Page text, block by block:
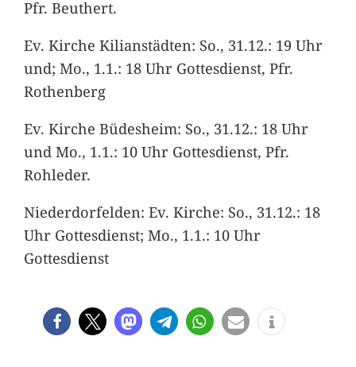
Pfr. Beuthert.
Ev. Kirche Kilianstädten: So., 31.12.: 19 Uhr
und; Mo., 1.1.: 18 Uhr Gottesdienst, Pfr.
Rothenberg
Ev. Kirche Büdesheim: So., 31.12.: 18 Uhr
und Mo., 1.1.: 10 Uhr Gottesdienst, Pfr.
Rohleder.
Niederdorfelden: Ev. Kirche: So., 31.12.: 18
Uhr Gottesdienst; Mo., 1.1.: 10 Uhr
Gottesdienst